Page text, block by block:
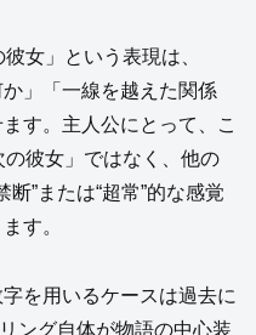
女」という表現は、
か」「一線を越えた関係
す。主人公にとって、こ
彼女」ではなく、他の
”または“超常”的な感覚
す。
を用いるケースは過去に
ング自体が物語の中心装